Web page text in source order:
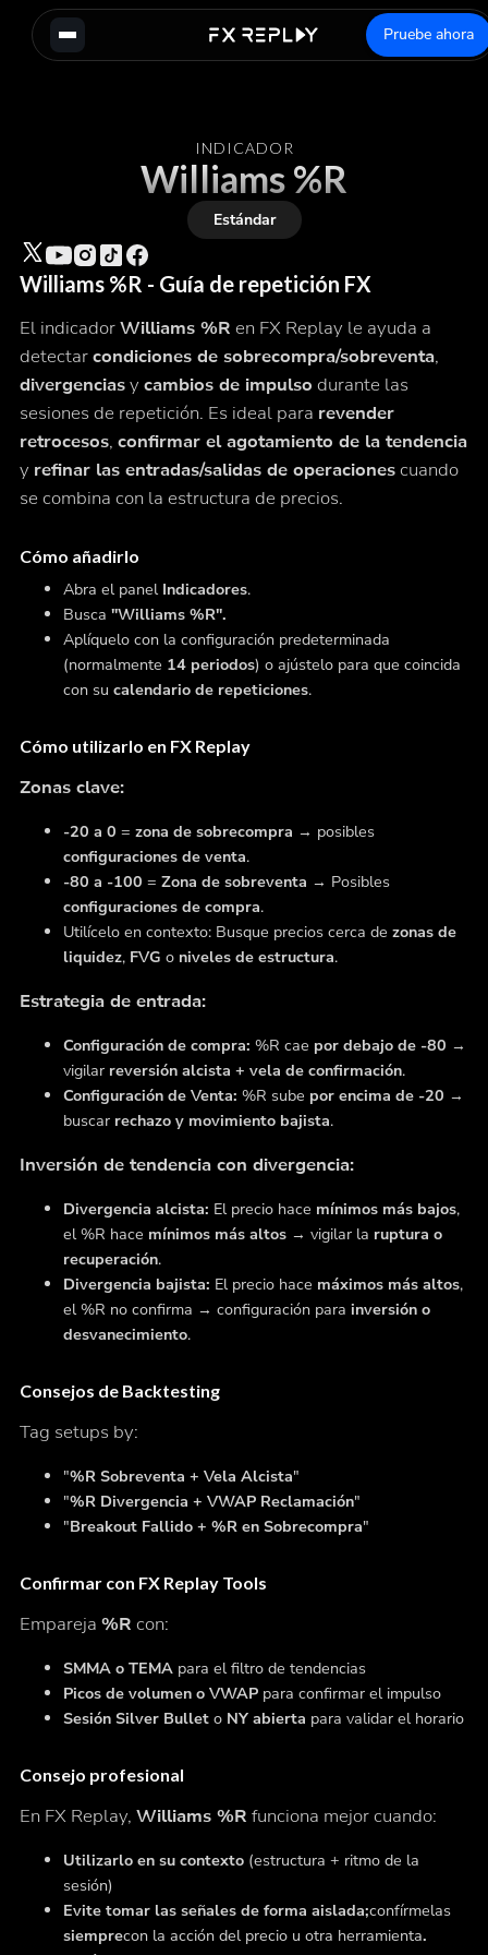
Pruebe ahora
INDICADOR
Williams %R
Estándar
Williams %R - Guía de repetición FX
El indicadorWilliams %R en FX Replay le ayuda a
detectarcondiciones de sobrecompra/sobreventa,
divergenciasy cambios de impulso durante las
sesiones de repetición. Es ideal para revender
retrocesos, confirmar el agotamiento de la tendencia
y refinar las entradas/salidas de operacionescuando
se combina con la estructura de precios.
Cómo añadirlo
Abra el panel Indicadores.
Busca "Williams %R".
Aplíquelo con la configuración predeterminada
(normalmente 14 periodos) o ajústelo para que coincida
con su calendario de repeticiones.
Cómo utilizarlo en FX Replay
Zonas clave:
-20 a 0 = zona de sobrecompra → posibles
configuraciones de venta.
-80 a -100 = Zona de sobreventa → Posibles
configuraciones de compra.
Utilícelo en contexto: Busque precios cerca de zonas de
liquidez, FVG o niveles de estructura.
Estrategia de entrada:
Configuración de compra: %R cae por debajo de -80 →
vigilar reversión alcista + vela de confirmación.
Configuración de Venta: %R sube por encima de -20 →
buscar rechazo y movimiento bajista.
Inversión de tendencia con divergencia:
Divergencia alcista: El precio hace mínimos más bajos,
el %R hace mínimos más altos→ vigilar la ruptura o
recuperación.
Divergencia bajista: El precio hace máximos más altos,
el %R no confirma → configuración para inversión o
desvanecimiento.
Consejos de Backtesting
Tag setups by:
"%R Sobreventa + Vela Alcista"
"%R Divergencia + VWAP Reclamación"
"Breakout Fallido + %R en Sobrecompra"
Confirmar con FX Replay Tools
Empareja %R con:
SMMA o TEMApara el filtro de tendencias
Picos de volumen o VWAPpara confirmar el impulso
Sesión Silver Bulleto NY abierta para validar el horario
Consejo profesional
En FX Replay, Williams %R funciona mejor cuando:
Utilizarlo en su contexto(estructura + ritmo de la
sesión)
Evite tomar las señales de forma aislada;confírmelas
siemprecon la acción del precio u otra herramienta.